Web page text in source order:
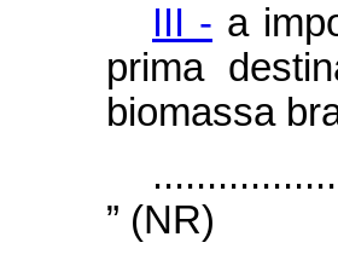
III - a
prima
biomassa
” (NR)